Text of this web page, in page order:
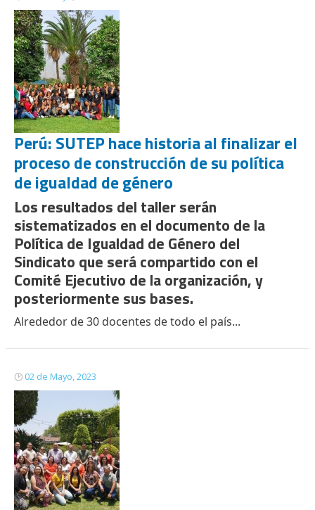
Perú: SUTEP hace historia al finalizar el
proceso de construcción de su política
de igualdad de género
Los resultados del taller serán
sistematizados en el documento de la
Política de Igualdad de Género del
Sindicato que será compartido con el
Comité Ejecutivo de la organización, y
posteriormente sus bases.
Alrededor de 30 docentes de todo el país...
02 de Mayo, 2023